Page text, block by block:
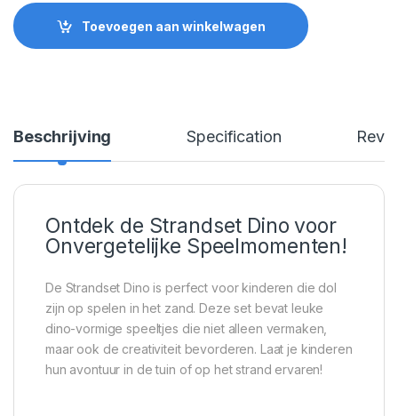
Toevoegen aan winkelwagen
Beschrijving Specification
Ontdek de Strandset Dino voor
Onvergetelijke Speelmomenten!
De Strandset Dino is perfect voor kinderen die dol
zijn op spelen in het zand. Deze set bevat leuke
dino-vormige speeltjes die niet alleen vermaken,
maar ook de creativiteit bevorderen. Laat je kinderen
hun avontuur in de tuin of op het strand ervaren!